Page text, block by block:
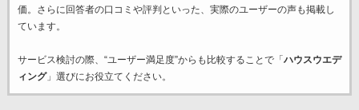
価。さらに回答者の口コミや評判といった、実際のユーザーの声も掲載し
ています。
サービス検討の際、“ユーザー満足度”からも比較することで「 ハウスウエデ
ィング」選びにお役立てください。